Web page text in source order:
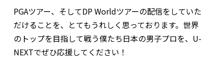
PGAツアー、そしてDP Worldツアーの配信をしていた
だけることを、とてもうれしく思っております。世界
のトップを目指して戦う僕たち日本の男子プロを、U-
NEXTでぜひ応援してください！